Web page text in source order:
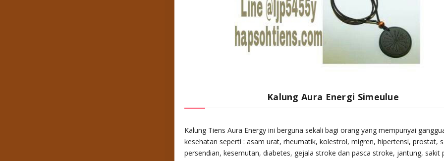
Kalung Aura Energi Simeulue
Kalung Tiens Aura Energy ini berguna sekali bagi orang yang mempunyai
kesehatan seperti : asam urat, rheumatik, kolestrol, migren, hipertensi, prostat,
persendian, kesemutan, diabetes, gejala stroke dan pasca stroke, jantung, sakit